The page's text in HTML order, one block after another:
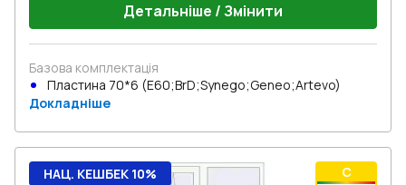
Детальніше / Змінити
Базова комплектація
Пластина 70*6 (E60;BrD;Synego;Geneo;Artevo)
Докладніше
C
НАЦ. КЕШБЕК 10%